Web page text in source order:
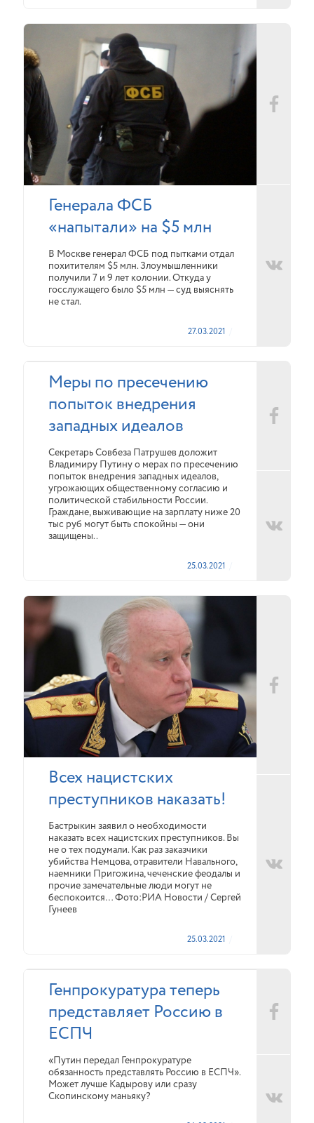
Генерала ФСБ
«напытали» на $5 млн
В Москве генерал ФСБ под пытками отдал
похитителям $5 млн. Злоумышленники
получили 7 и 9 лет колонии. Откуда у
госслужащего было $5 млн — суд выяснять
не стал.
27.03.2021
Меры по пресечению
попыток внедрения
западных идеалов
Секретарь Совбеза Патрушев доложит
Владимиру Путину о мерах по пресечению
попыток внедрения западных идеалов,
угрожающих общественному согласию и
политической стабильности России.
Граждане, выживающие на зарплату ниже 20
тыс руб могут быть спокойны — они
защищены..
25.03.2021
Всех нацистских
преступников наказать!
Бастрыкин заявил о необходимости
наказать всех нацистских преступников. Вы
не о тех подумали. Как раз заказчики
убийства Немцова, отравители Навального,
наемники Пригожина, чеченские феодалы и
прочие замечательные люди могут не
беспокоится… Фото:РИА Новости / Сергей
Гунеев
25.03.2021
Генпрокуратура теперь
представляет Россию в
ЕСПЧ
«Путин передал Генпрокуратуре
обязанность представлять Россию в ЕСПЧ».
Может лучше Кадырову или сразу
Скопинскому маньяку?